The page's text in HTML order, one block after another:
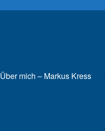
Über mich – Markus Kress